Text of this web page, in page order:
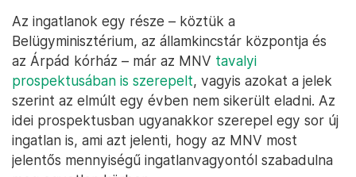
Az ingatlanok egy része – köztük a
Belügyminisztérium, az államkincstár központja és
az Árpád kórház – már az MNV tavalyi
prospektusában is szerepelt, vagyis azokat a jelek
szerint az elmúlt egy évben nem sikerült eladni. Az
idei prospektusban ugyanakkor szerepel egy sor új
ingatlan is, ami azt jelenti, hogy az MNV most
jelentős mennyiségű ingatlanvagyontól szabadulna